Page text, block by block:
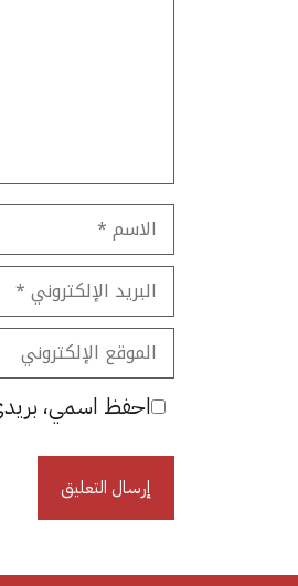
الاسم
البريد
الإلكتروني
الموقع
الإلكتروني
احفظ اسمي، بريدي